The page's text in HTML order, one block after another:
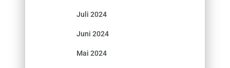
Juli 2024
Juni 2024
Mai 2024